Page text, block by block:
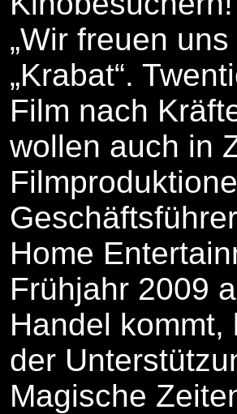
„Wir freuen
„Krabat“.
Film nach
wollen auch in
Home
Frühjahr 2009
Handel
der
Magische